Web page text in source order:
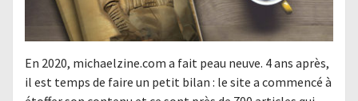
En 2020, michaelzine.com a fait peau neuve. 4 ans après,
il est temps de faire un petit bilan : le site a commencé à